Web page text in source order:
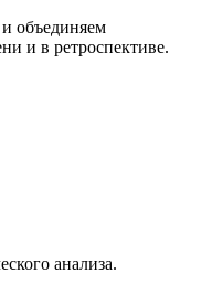
объединяем
и в ретроспективе.
анализа.